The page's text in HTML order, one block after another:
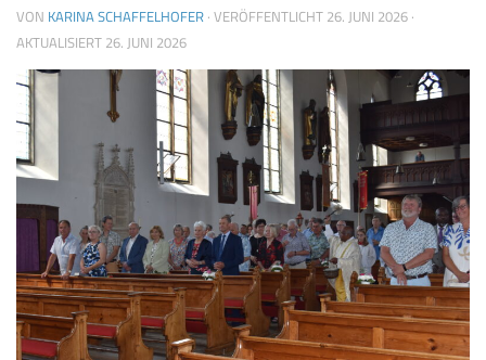
VON KARINA SCHAFFELHOFER · VERÖFFENTLICHT 26. JUNI 2026 ·
AKTUALISIERT 26. JUNI 2026